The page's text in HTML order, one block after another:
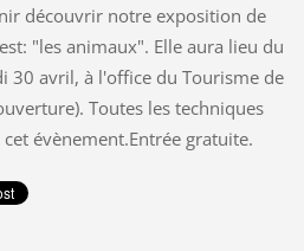
découvrir notre exposition de
"les animaux". Elle aura lieu du
30 avril, à l'office du Tourisme de
Toutes les techniques
évènement.Entrée gratuite.